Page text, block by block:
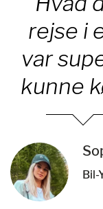
rejse i
var
kunne
Bil-